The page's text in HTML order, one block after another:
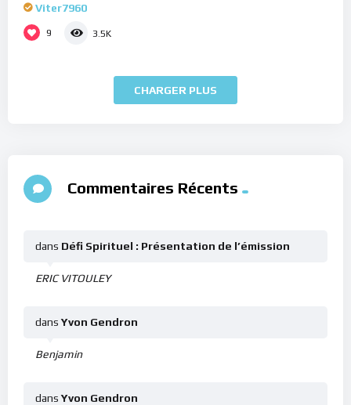
Viter7960
9 3.5K
CHARGER PLUS
Commentaires Récents
ERIC VITOULEY
dans Défi Spirituel : Présentation de l’émission
Benjamin
dans Yvon Gendron
dans Yvon Gendron